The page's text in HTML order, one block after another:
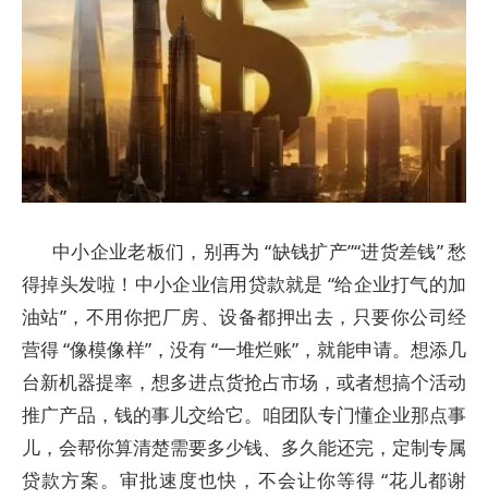
中小企业老板们，别再为 “缺钱扩产”“进货差钱” 愁
得掉头发啦！中小企业信用贷款就是 “给企业打气的加
油站”，不用你把厂房、设备都押出去，只要你公司经
营得 “像模像样”，没有 “一堆烂账”，就能申请。想添几
台新机器提率，想多进点货抢占市场，或者想搞个活动
推广产品，钱的事儿交给它。咱团队专门懂企业那点事
儿，会帮你算清楚需要多少钱、多久能还完，定制专属
贷款方案。审批速度也快，不会让你等得 “花儿都谢